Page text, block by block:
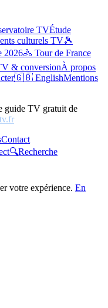
TVÉtude
culturels TV🎾
2026🚴 Tour de France
& conversionÀ propos
🇬🇧 EnglishMentions
guide TV gratuit de
Contact
🔍Recherche
votre expérience. En